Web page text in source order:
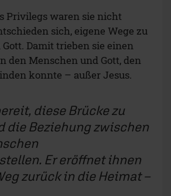
Privilegs waren sie nicht
sich, eigene Wege zu
Damit trieben sie einen
den Menschen und Gott, den
konnte – außer Jesus.
diese Brücke zu
die Beziehung zwischen
Er eröffnet ihnen
zurück in die Heimat –